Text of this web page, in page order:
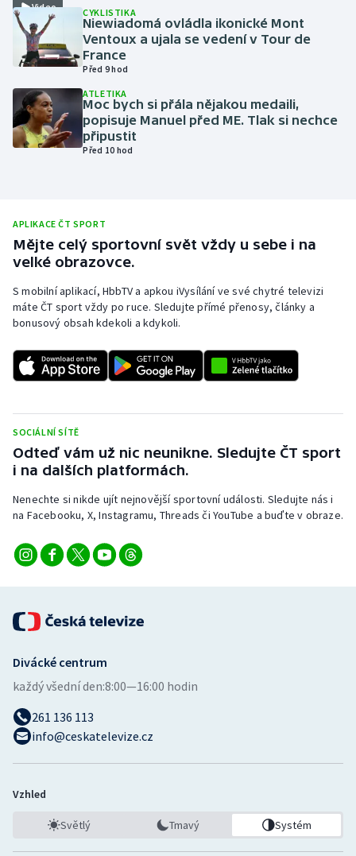
Lezení
Lyže a snowboard
Moderní pětiboj
Motorsport
Plavání
Plážový volejbal
Ragby
Rychlobruslení
Short track
Sportovní střelba
Stolní tenis
Triatlon
Veslování
Vodní slalom
Volejbal
Video CYKLISTIKA
Niewiadomá ovládla ikonické Mont
Ventoux a ujala se vedení v Tour de
France
Před 9 hod
ATLETIKA
Moc bych si přála nějakou medaili,
popisuje Manuel před ME. Tlak si nechce
připustit
Před 10 hod
APLIKACE ČT SPORT
Mějte celý sportovní svět vždy u sebe i na
velké obrazovce.
S mobilní aplikací, HbbTV a apkou iVysílání ve své chytré televizi
máte ČT sport vždy po ruce. Sledujte přímé přenosy, články a
bonusový obsah kdekoli a kdykoli.
SOCIÁLNÍ SÍTĚ
Odteď vám už nic neunikne. Sledujte ČT sport
i na dalších platformách.
Nenechte si nikde ujít nejnovější sportovní události. Sledujte nás i
na Facebooku, X, Instagramu, Threads či YouTube a buďte v obraze.
Divácké centrum
každý všední den:8:00—16:00 hodin
261 136 113
info@ceskatelevize.cz
Vzhled
Světlý Tmavý Systém